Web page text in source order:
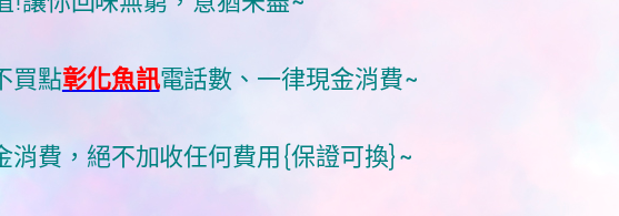
買點彰化魚訊電話數、一律現金消費~
消費，絕不加收任何費用{保證可換}~